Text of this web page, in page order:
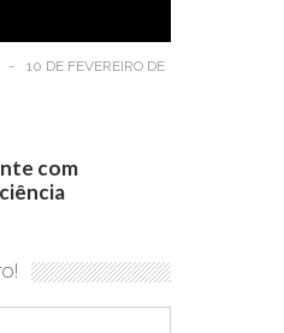
-
10 DE FEVEREIRO DE
com